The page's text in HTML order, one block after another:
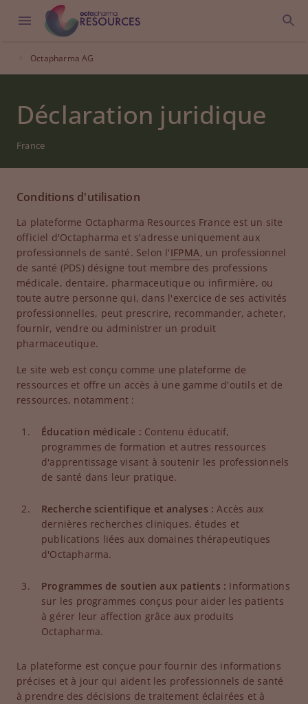
Octapharma AG
Déclaration juridique
France
Conditions d'utilisation
La plateforme Octapharma Resources France est un site
officiel d'Octapharma et s'adresse uniquement aux
professionnels de santé. Selon l'IFPMA, un professionnel
de santé (PDS) désigne tout membre des professions
médicale, dentaire, pharmaceutique ou infirmière, ou
toute autre personne qui, dans l'exercice de ses activités
professionnelles, peut prescrire, recommander, acheter,
fournir, vendre ou administrer un produit
pharmaceutique.
Le site web est conçu comme une plateforme de
ressources et offre un accès à une gamme d'outils et de
ressources, notamment :
Éducation médicale : Contenu éducatif,
programmes de formation et autres ressources
d'apprentissage visant à soutenir les professionnels
de santé dans leur pratique.
Recherche scientifique et analyses : Accès aux
dernières recherches cliniques, études et
publications liées aux domaines thérapeutiques
d'Octapharma.
Programmes de soutien aux patients : Informations
sur les programmes conçus pour aider les patients
à gérer leur affection grâce aux produits
Octapharma.
La plateforme est conçue pour fournir des informations
précises et à jour qui aident les professionnels de santé
à prendre des décisions de traitement éclairées et à